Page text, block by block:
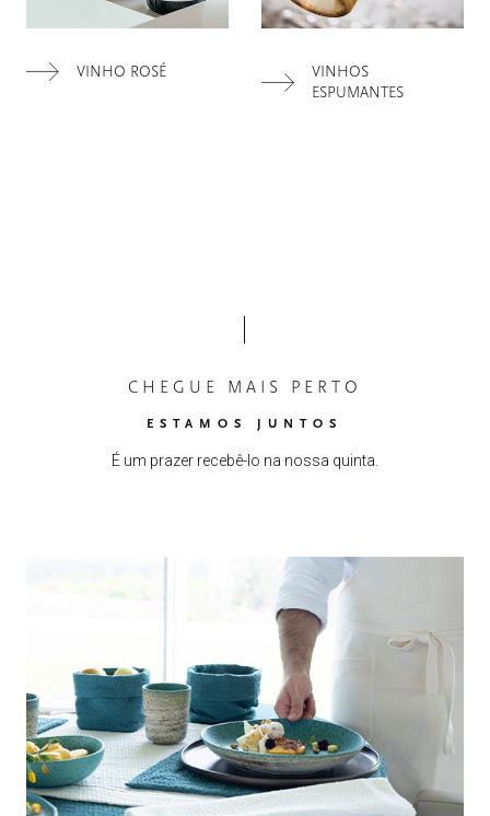
04 O NOSSO AZEITE
VINHO ROSÉ
VINHOS
ESPUMANTES
CHEGUE MAIS PERTO
ESTAMOS JUNTOS
É um prazer recebê-lo na nossa quinta.